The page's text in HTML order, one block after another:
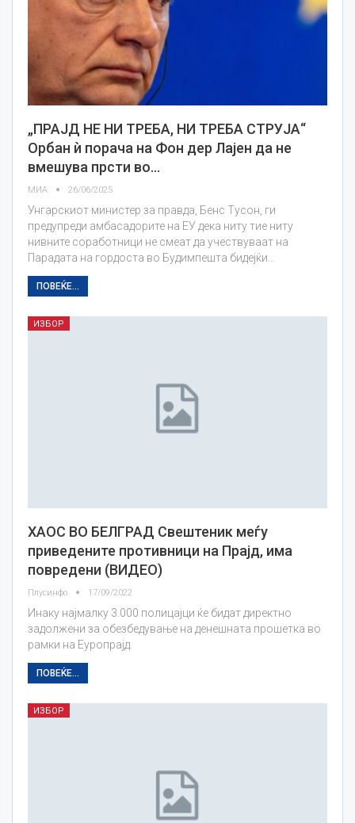
„ПРАЈД НЕ НИ ТРЕБА, НИ ТРЕБА СТРУЈА“
Орбан ѝ порача на Фон дер Лајен да не
вмешува прсти во…
МИА 26/06/2025
Унгарскиот министер за правда, Бенс Тусон, ги
предупреди амбасадорите на ЕУ дека ниту тие ниту
нивните соработници не смеат да учествуваат на
Парадата на гордоста во Будимпешта бидејќи…
ПОВЕЌЕ...
ИЗБОР
ХАОС ВО БЕЛГРАД Свештеник меѓу
приведените противници на Прајд, има
повредени (ВИДЕО)
Плусинфо 17/09/2022
Инаку најмалку 3.000 полицајци ќе бидат директно
задолжени за обезбедување на денешната прошетка во
рамки на Еуропрајд.
ПОВЕЌЕ...
ИЗБОР